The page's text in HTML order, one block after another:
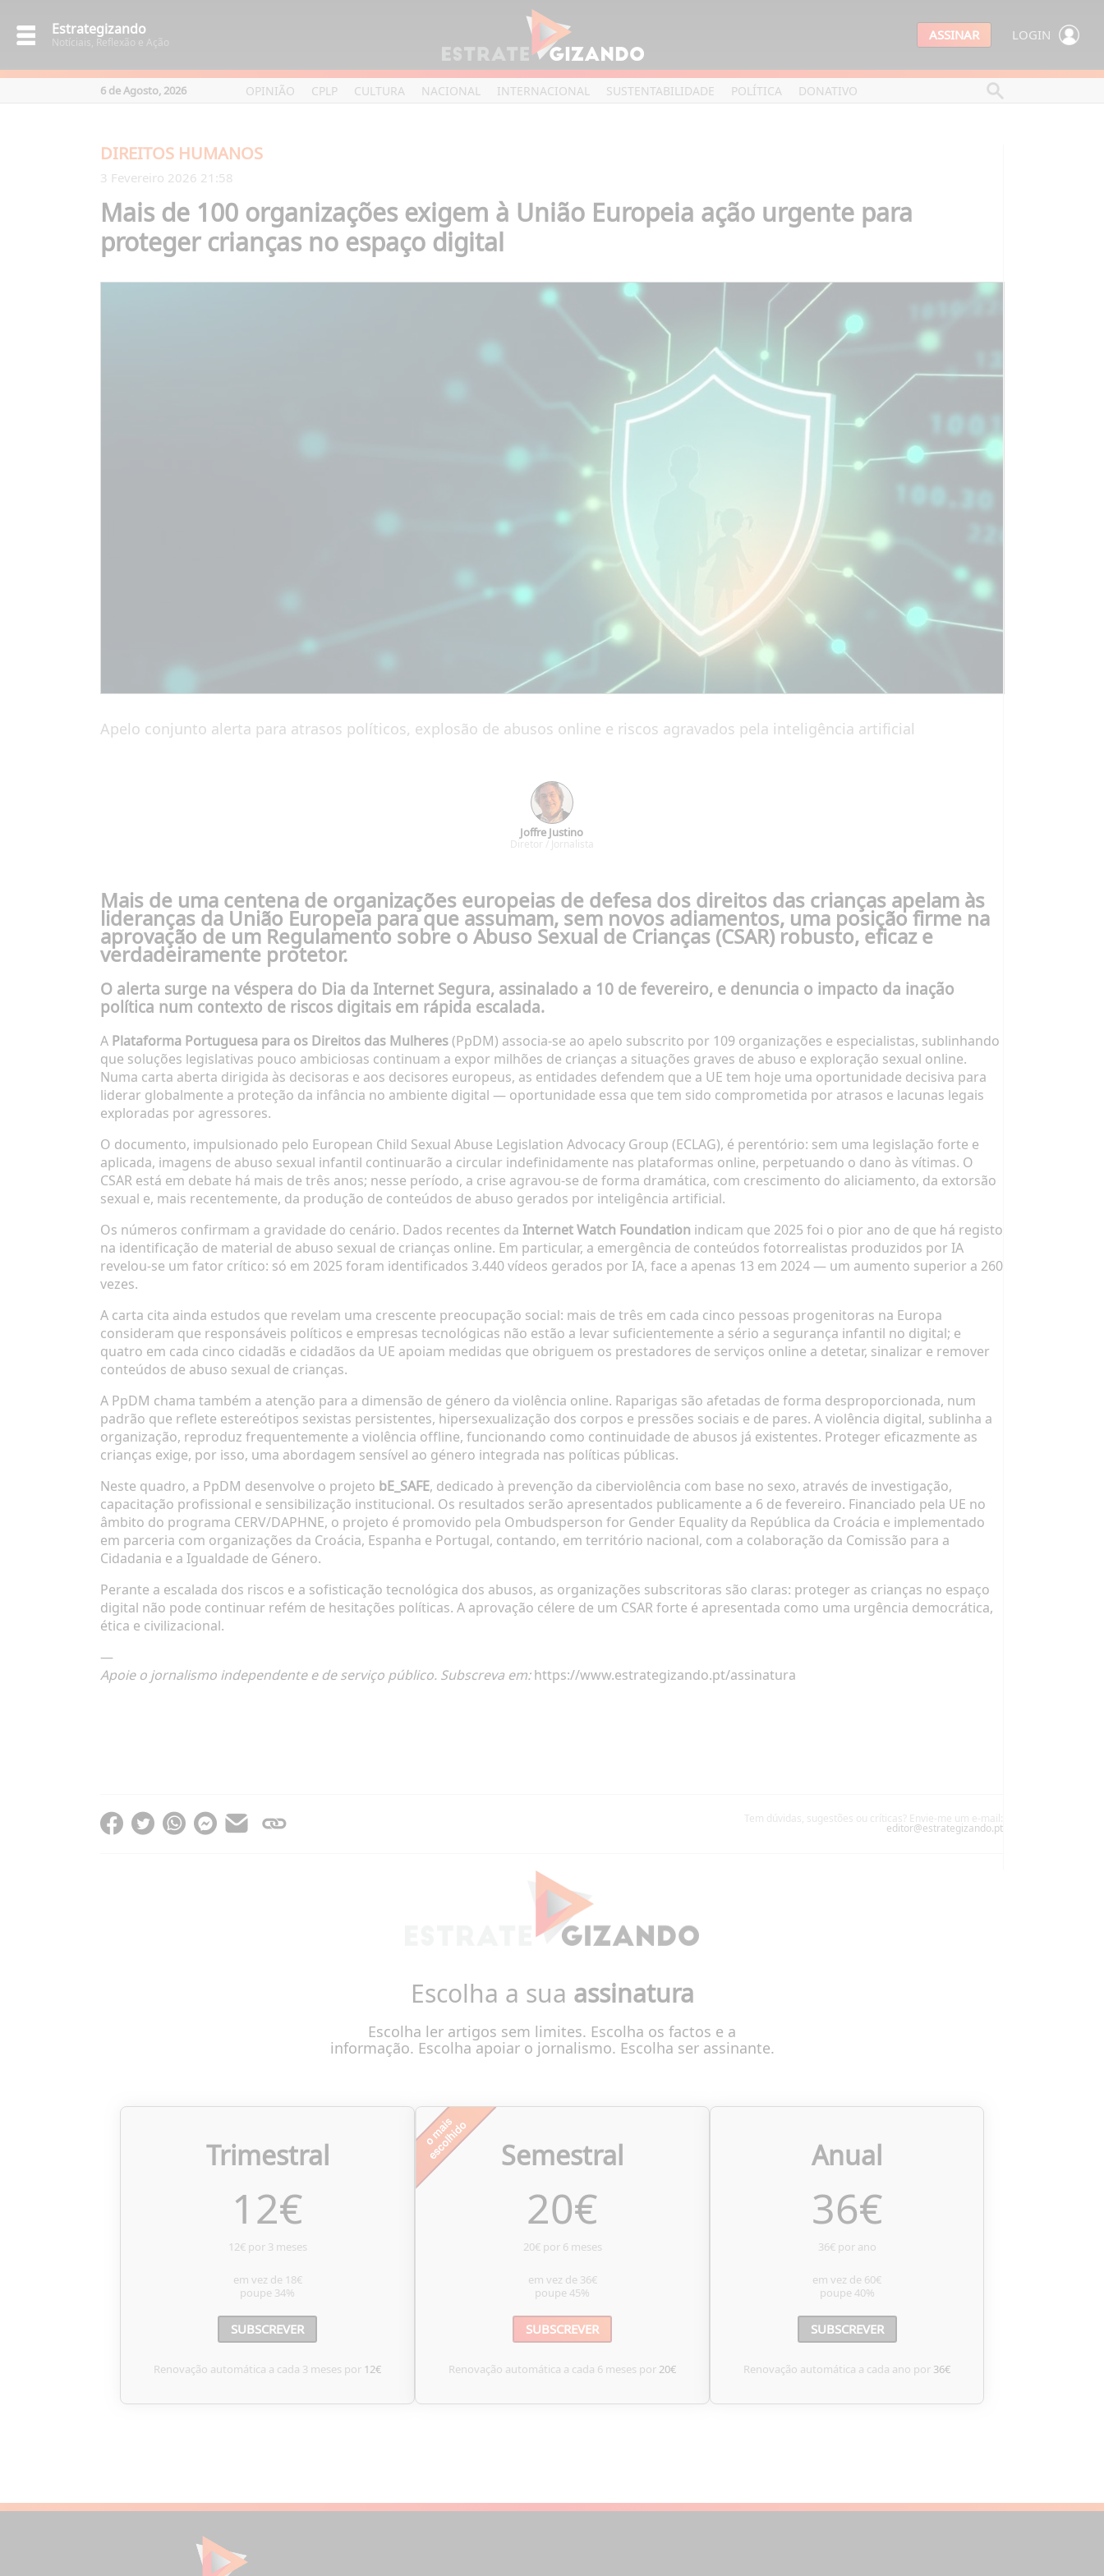
Estrategizando
Notíciais, Reflexão e Ação ASSINAR LOGIN
6 de Agosto, 2026 OPINIÃO CPLP CULTURA NACIONAL INTERNACIONAL SUSTENTABILIDADE POLÍTICA DONATIVO
DIREITOS HUMANOS
3 Fevereiro 2026 21:58
Mais de 100 organizações exigem à União Europeia ação urgente para
proteger crianças no espaço digital
Apelo conjunto alerta para atrasos políticos, explosão de abusos online e riscos agravados pela inteligência artificial
Joffre Justino
Diretor / Jornalista
Mais de uma centena de organizações europeias de defesa dos direitos das crianças apelam às
lideranças daUnião Europeiapara que assumam, sem novos adiamentos, uma posição firme na
aprovação de um Regulamento sobre o Abuso Sexual de Crianças (CSAR) robusto, eficaz e
verdadeiramente protetor.
O alerta surge na véspera do Dia da Internet Segura, assinalado a 10 de fevereiro, e denuncia o impacto da inação
política num contexto de riscos digitais em rápida escalada.
APlataforma Portuguesa para os Direitos das Mulheres(PpDM) associa-se ao apelo subscrito por 109 organizações e especialistas, sublinhando
que soluções legislativas pouco ambiciosas continuam a expor milhões de crianças a situações graves de abuso e exploração sexual online.
Numa carta aberta dirigida às decisoras e aos decisores europeus, as entidades defendem que a UE tem hoje uma oportunidade decisiva para
liderar globalmente a proteção da infância no ambiente digital — oportunidade essa que tem sido comprometida por atrasos e lacunas legais
exploradas por agressores.
O documento, impulsionado pelo European Child Sexual Abuse Legislation Advocacy Group (ECLAG), é perentório: sem uma legislação forte e
aplicada, imagens de abuso sexual infantil continuarão a circular indefinidamente nas plataformas online, perpetuando o dano às vítimas. O
CSAR está em debate há mais de três anos; nesse período, a crise agravou-se de forma dramática, com crescimento do aliciamento, da extorsão
sexual e, mais recentemente, da produção de conteúdos de abuso gerados por inteligência artificial.
Os números confirmam a gravidade do cenário. Dados recentes daInternet Watch Foundation indicam que 2025 foi o pior ano de que há registo
na identificação de material de abuso sexual de crianças online. Em particular, a emergência de conteúdos fotorrealistas produzidos por IA
revelou-se um fator crítico: só em 2025 foram identificados 3.440 vídeos gerados por IA, face a apenas 13 em 2024 — um aumento superior a 260
vezes.
A carta cita ainda estudos que revelam uma crescente preocupação social: mais de três em cada cinco pessoas progenitoras na Europa
consideram que responsáveis políticos e empresas tecnológicas não estão a levar suficientemente a sério a segurança infantil no digital; e
quatro em cada cinco cidadãs e cidadãos da UE apoiam medidas que obriguem os prestadores de serviços online a detetar, sinalizar e remover
conteúdos de abuso sexual de crianças.
A PpDM chama também a atenção para a dimensão de género da violência online. Raparigas são afetadas de forma desproporcionada, num
padrão que reflete estereótipos sexistas persistentes, hipersexualização dos corpos e pressões sociais e de pares. A violência digital, sublinha a
organização, reproduz frequentemente a violência offline, funcionando como continuidade de abusos já existentes. Proteger eficazmente as
crianças exige, por isso, uma abordagem sensível ao género integrada nas políticas públicas.
Neste quadro, a PpDM desenvolve o projeto bE_SAFE, dedicado à prevenção da ciberviolência com base no sexo, através de investigação,
capacitação profissional e sensibilização institucional. Os resultados serão apresentados publicamente a 6 de fevereiro. Financiado pela UE no
âmbito do programa CERV/DAPHNE, o projeto é promovido pela Ombudsperson for Gender Equality da República da Croácia e implementado
em parceria com organizações da Croácia, Espanha e Portugal, contando, em território nacional, com a colaboração da Comissão para a
Cidadania e a Igualdade de Género.
Perante a escalada dos riscos e a sofisticação tecnológica dos abusos, as organizações subscritoras são claras: proteger as crianças no espaço
digital não pode continuar refém de hesitações políticas. A aprovação célere de um CSAR forte é apresentada como uma urgência democrática,
ética e civilizacional.
—
Apoie o jornalismo independente e de serviço público. Subscreva em:https://www.estrategizando.pt/assinatura
Tem dúvidas, sugestões ou críticas? Envie-me um e-mail:
editor@estrategizando.pt
Escolha a sua assinatura
Escolha ler artigos sem limites. Escolha os factos e a
informação. Escolha apoiar o jornalismo. Escolha ser assinante.
Trimestral
12€
12€ por 3 meses
em vez de 18€
poupe 34%
SUBSCREVER
Renovação automática a cada 3 meses por 12€
Semestral
20€
20€ por 6 meses
em vez de 36€
poupe45%
SUBSCREVER
Renovação automática a cada 6 meses por20€
Anual
36€
36€ por ano
em vez de 60€
poupe40%
SUBSCREVER
Renovação automática a cada ano por36€